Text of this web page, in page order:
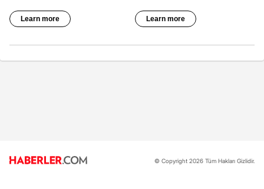
© Copyright 2026 Tüm Hakları Gizlidir.